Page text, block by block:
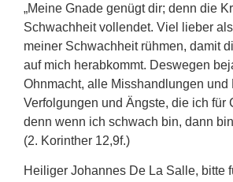
„Meine Gnade genügt dir; denn die
Schwachheit vollendet. Viel lieber
meiner Schwachheit rühmen, damit
auf mich herabkommt. Deswegen
Ohnmacht, alle Misshandlungen und
Verfolgungen und Ängste, die ich für
denn wenn ich schwach bin, dann
(2. Korinther 12,9f.)
Heiliger Johannes De La Salle, bitte